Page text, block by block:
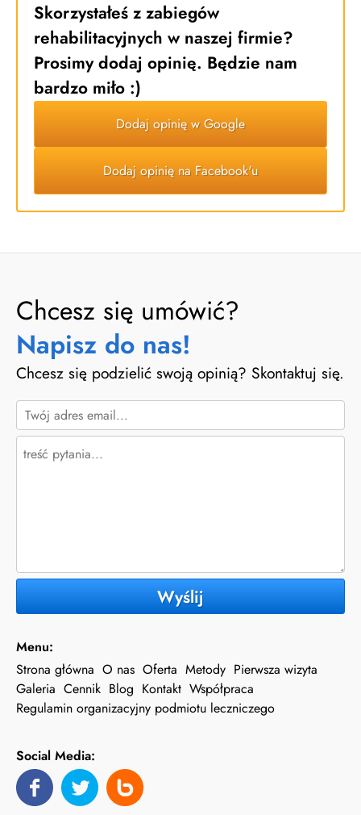
Skorzystałeś z zabiegów
rehabilitacyjnych w naszej firmie?
Prosimydodaj opinię. Będzie nam
bardzo miło :)
Dodaj opinię w Google
Dodaj opinię na Facebook'u
Chcesz się umówić?
Napisz do nas!
Chcesz się podzielić swoją opinią? Skontaktuj się.
Wyślij
Menu:
Strona główna O nas Oferta Metody Pierwsza wizyta
Galeria Cennik Blog Kontakt Współpraca
Regulamin organizacyjny podmiotu leczniczego
Social Media: